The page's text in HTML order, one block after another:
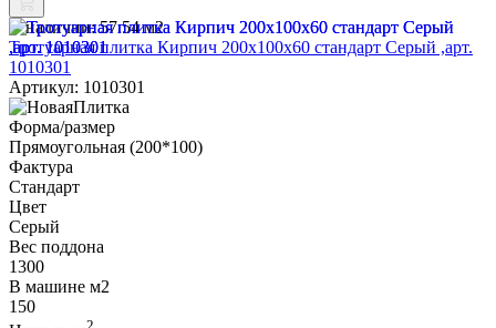
В наличии: 57.54 м2
Тротуарная плитка Кирпич 200х100х60 стандарт Серый ,арт.
1010301
Артикул: 1010301
Форма/размер
Прямоугольная (200*100)
Фактура
Стандарт
Цвет
Серый
Вес поддона
1300
В машине м2
150